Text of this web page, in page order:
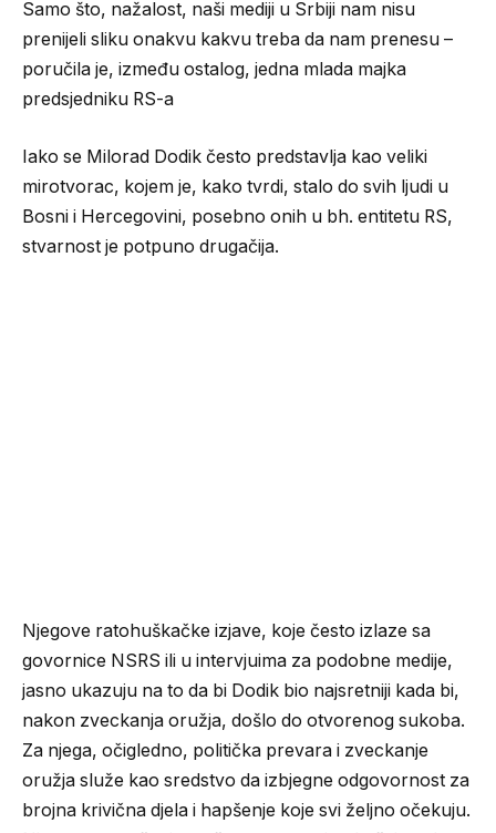
Samo što, nažalost, naši mediji u Srbiji nam nisu
prenijeli sliku onakvu kakvu treba da nam prenesu –
poručila je, između ostalog, jedna mlada majka
predsjedniku RS-a
Iako se Milorad Dodik često predstavlja kao veliki
mirotvorac, kojem je, kako tvrdi, stalo do svih ljudi u
Bosni i Hercegovini, posebno onih u bh. entitetu RS,
stvarnost je potpuno drugačija.
Njegove ratohuškačke izjave, koje često izlaze sa
govornice NSRS ili u intervjuima za podobne medije,
jasno ukazuju na to da bi Dodik bio najsretniji kada bi,
nakon zveckanja oružja, došlo do otvorenog sukoba.
Za njega, očigledno, politička prevara i zveckanje
oružja služe kao sredstvo da izbjegne odgovornost za
brojna krivična djela i hapšenje koje svi željno očekuju.